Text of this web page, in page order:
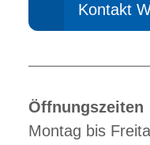
Kontakt
Öffnungszeiten
Montag bis